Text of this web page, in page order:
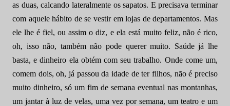
as duas, calcando lateralmente os sapatos. E precisava terminar
com aquele hábito de se vestir em lojas de departamentos. Mas
ele lhe é fiel, ou assim o diz, e ela está muito feliz, não é rico,
oh, isso não, também não pode querer muito. Saúde já lhe
basta, e dinheiro ela obtém com seu trabalho. Onde come um,
comem dois, oh, já passou da idade de ter filhos, não é preciso
muito dinheiro, só um fim de semana eventual nas montanhas,
um jantar à luz de velas, uma vez por semana, um teatro e um